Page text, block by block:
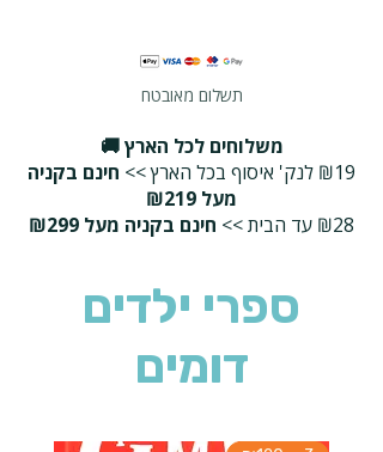
תשלום מאובטח
משלוחים לכל הארץ 🚚
₪19 לנק' איסוף בכל הארץ >>
חינם בקניה
מעל ₪219
₪28 עד הבית >>
חינם בקניה מעל ₪299
ספרי ילדים
דומים